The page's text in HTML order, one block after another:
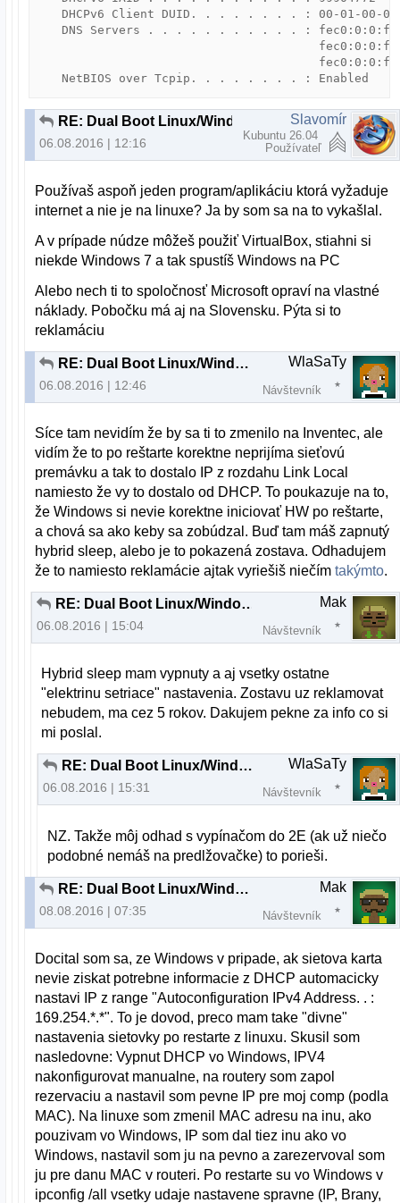
DHCPv6 Client DUID. . . . . . . . : 00-01-00-
DNS Servers . . . . . . . . . . . :
   NetBIOS over Tcpip. . . . . . . . : Enabled
06.08.2016 | 12:16
Slavomír
Kubuntu 26.04
Používateľ
Používaš aspoň jeden program/aplikáciu ktorá vyžaduje
internet a nie je na linuxe? Ja by som sa na to vykašlal.
A v prípade núdze môžeš použiť VirtualBox, stiahni si
niekde Windows 7 a tak spustíš Windows na PC
Alebo nech ti to spoločnosť Microsoft opraví na vlastné
náklady. Pobočku má aj na Slovensku. Pýta si to
reklamáciu
RE: Dual Boot Linux/Windows nefunkcna siet vo Windows
06.08.2016 | 12:46
WlaSaTy
Návštevník
Síce tam nevidím že by sa ti to zmenilo na Inventec, ale
vidím že to po reštarte korektne neprijíma sieťovú
premávku a tak to dostalo IP z rozdahu Link Local
namiesto že vy to dostalo od DHCP. To poukazuje na to,
že Windows si nevie korektne iniciovať HW po reštarte,
a chová sa ako keby sa zobúdzal. Buď tam máš zapnutý
hybrid sleep, alebo je to pokazená zostava. Odhadujem
že to namiesto reklamácie ajtak vyriešiš niečímtakýmto.
RE: Dual Boot Linux/Windows nefunkcna siet vo Windows
06.08.2016 | 15:04
Mak
Návštevník
Hybrid sleep mam vypnuty a aj vsetky ostatne
"elektrinu setriace" nastavenia. Zostavu uz reklamovat
nebudem, ma cez 5 rokov. Dakujem pekne za info co si
mi poslal.
RE: Dual Boot Linux/Windows nefunkcna siet vo Windows
06.08.2016 | 15:31
WlaSaTy
Návštevník
NZ. Takže môj odhad s vypínačom do 2E (ak už niečo
podobné nemáš na predlžovačke) to porieši.
RE: Dual Boot Linux/Windows nefunkcna siet vo Windows
08.08.2016 | 07:35
Mak
Návštevník
Docital som sa, ze Windows v pripade, ak sietova karta
nevie ziskat potrebne informacie z DHCP automacicky
nastavi IP z range "Autoconfiguration IPv4 Address. . :
169.254.*.*". To je dovod, preco mam take "divne"
nastavenia sietovky po restarte z linuxu. Skusil som
nasledovne: Vypnut DHCP vo Windows, IPV4
nakonfigurovat manualne, na routery som zapol
rezervaciu a nastavil som pevne IP pre moj comp (podla
MAC). Na linuxe som zmenil MAC adresu na inu, ako
pouzivam vo Windows, IP som dal tiez inu ako vo
Windows, nastavil som ju na pevno a zarezervoval som
ju pre danu MAC v routeri. Po restarte su vo Windows v
ipconfig /all vsetky udaje nastavene spravne (IP, Brany,